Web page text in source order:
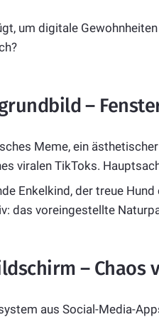
um digitale
–
Meme, ein
viralen TikToks.
Enkelkind, der treue
das voreingestellte
– Chaos
aus Social-Media-